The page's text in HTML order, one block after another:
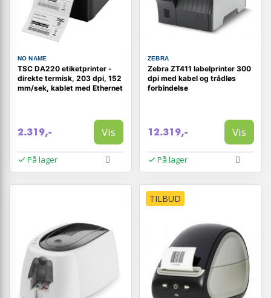
NO NAME
TSC DA220 etiketprinter -
direkte termisk, 203 dpi, 152
mm/sek, kablet med Ethernet
2.319,- Vis
På lager
ZEBRA
Zebra ZT411 labelprinter 300
dpi med kabel og trådløs
forbindelse
12.319,- Vis
På lager
TILBUD